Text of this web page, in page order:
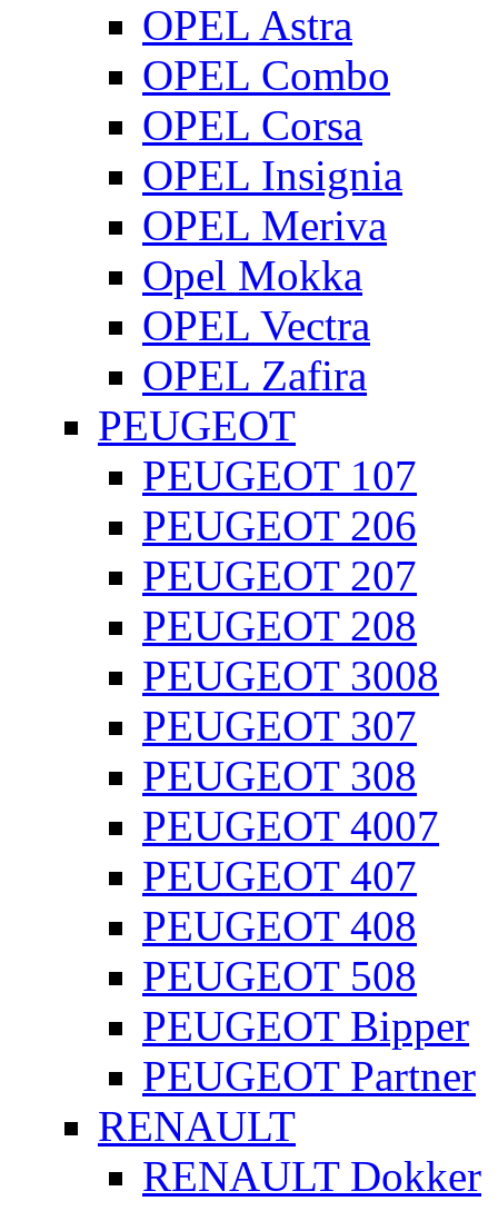
OPEL Astra
OPEL Combo
OPEL Corsa
OPEL Insignia
OPEL Meriva
Opel Mokka
OPEL Vectra
OPEL Zafira
PEUGEOT
PEUGEOT 107
PEUGEOT 206
PEUGEOT 207
PEUGEOT 208
PEUGEOT 3008
PEUGEOT 307
PEUGEOT 308
PEUGEOT 4007
PEUGEOT 407
PEUGEOT 408
PEUGEOT 508
PEUGEOT Bipper
PEUGEOT Partner
RENAULT
RENAULT Dokker